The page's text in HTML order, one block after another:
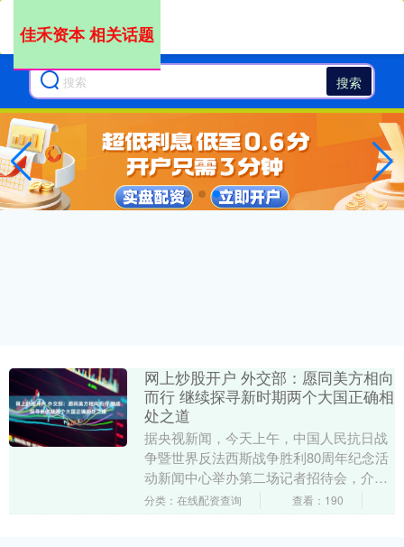
搜索
佳禾资本 相关话题
网上炒股开户 外交部：愿同美方相向
而行 继续探寻新时期两个大国正确相
处之道
据央视新闻，今天上午，中国人民抗日战
争暨世界反法西斯战争胜利80周年纪念活
动新闻中心举办第二场记者招待会，介绍
坚持和平发展、推动构建人类命运共同体
分类：在线配资查询 查看：190